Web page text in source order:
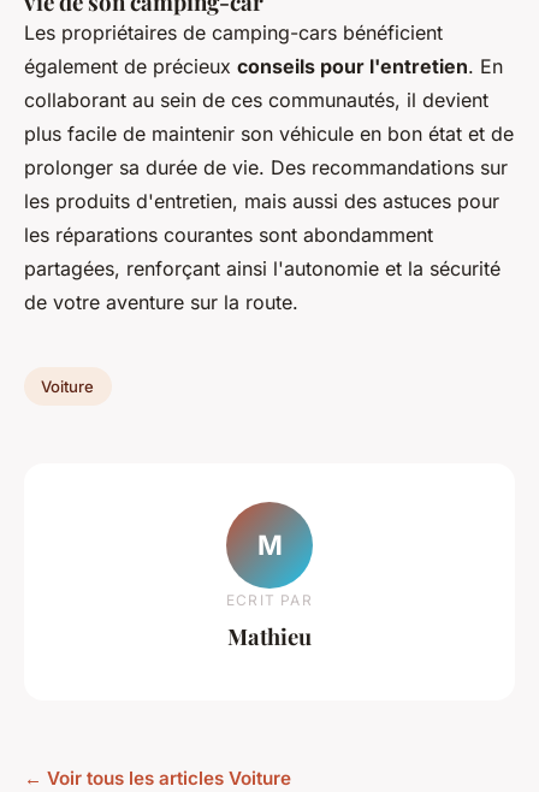
Les propriétaires de camping-cars bénéficient
également de précieux conseils pour l'entretien. En
collaborant au sein de ces communautés, il devient
plus facile de maintenir son véhicule en bon état et de
prolonger sa durée de vie. Des recommandations sur
les produits d'entretien, mais aussi des astuces pour
les réparations courantes sont abondamment
partagées, renforçant ainsi l'autonomie et la sécurité
de votre aventure sur la route.
Voiture
M
ECRIT PAR
Mathieu
← Voir tous les articles Voiture